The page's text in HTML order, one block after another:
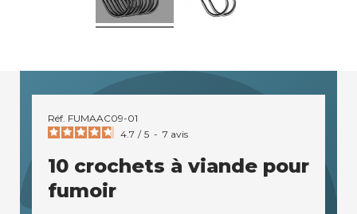
Réf. FUMAAC09-01
4.7 / 5 - 7 avis
10 crochets à viande pour
fumoir